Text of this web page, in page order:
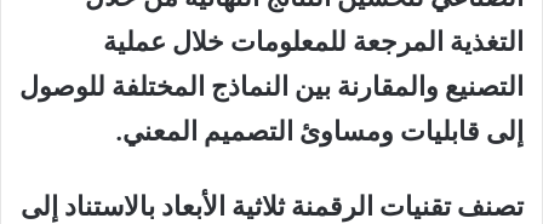
التغذية المرجعة للمعلومات خلال عملية
التصنيع والمقارنة بين النماذج المختلفة للوصول
إلى قابليات ومساوئ التصميم المعني.
تصنف تقنيات الرقمنة ثلاثية الأبعاد بالاستناد إلى